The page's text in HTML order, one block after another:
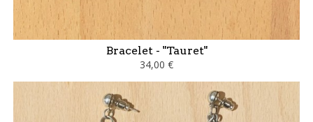
Bracelet - "Tauret"
34,00 €